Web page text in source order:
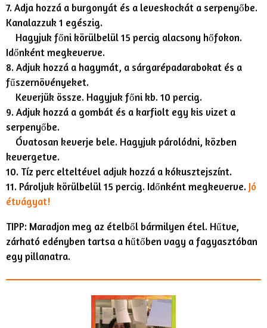
7. Adja hozzá a burgonyát és a leveskockát a serpenyőbe.
Kanalazzuk 1 egészig.
Hagyjuk főni körülbelül 15 percig alacsony hőfokon.
Időnként megkeverve.
8. Adjuk hozzá a hagymát, a sárgarépadarabokat és a
fűszernövényeket.
Keverjük össze. Hagyjuk főni kb. 10 percig.
9. Adjuk hozzá a gombát és a karfiolt egy kis vizet a
serpenyőbe.
Óvatosan keverje bele. Hagyjuk párolódni, közben
kevergetve.
10. Tíz perc elteltével adjuk hozzá a kókusztejszínt.
11. Pároljuk körülbelül 15 percig. Időnként megkeverve. Jó
étvágyat!
TIPP: Maradjon meg az ételből bármilyen étel. Hűtve,
zárható edényben tartsa a hűtőben vagy a fagyasztóban
egy pillanatra.